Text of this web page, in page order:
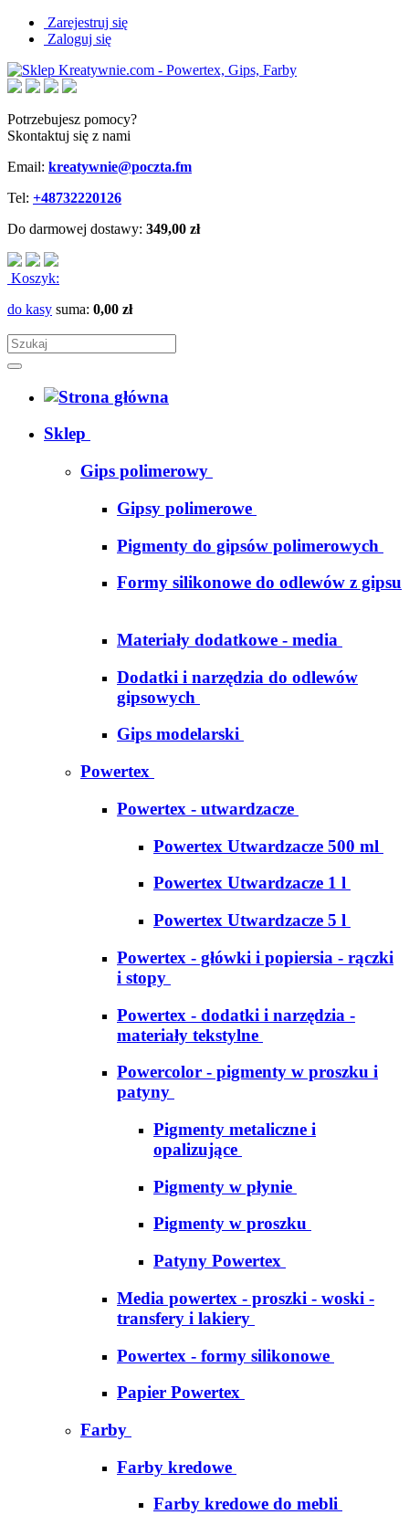
Zarejestruj się
Zaloguj się
Potrzebujesz pomocy?
Skontaktuj się z nami
Email: kreatywnie@poczta.fm
Tel: +48732220126
Do darmowej dostawy: 349,00 zł
Koszyk:
do kasy suma: 0,00 zł
Sklep
Gips polimerowy
Gipsy polimerowe
Pigmenty do gipsów polimerowych
Formy silikonowe do odlewów z gipsu
Materiały dodatkowe - media
Dodatki i narzędzia do odlewów
gipsowych
Gips modelarski
Powertex
Powertex - utwardzacze
Powertex Utwardzacze 500 ml
Powertex Utwardzacze 1 l
Powertex Utwardzacze 5 l
Powertex - główki i popiersia - rączki
i stopy
Powertex - dodatki i narzędzia -
materiały tekstylne
Powercolor - pigmenty w proszku i
patyny
Pigmenty metaliczne i
opalizujące
Pigmenty w płynie
Pigmenty w proszku
Patyny Powertex
Media powertex - proszki - woski -
transfery i lakiery
Powertex - formy silikonowe
Papier Powertex
Farby
Farby kredowe
Farby kredowe do mebli